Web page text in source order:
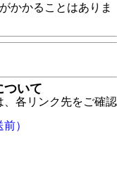
かかることはありま
ついて
各リンク先をご確認
）